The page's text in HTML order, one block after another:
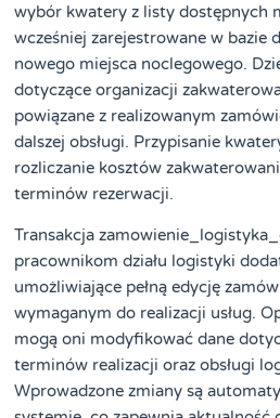
wybór kwatery z listy dostępnych
wcześniej zarejestrowane w bazie
nowego miejsca noclegowego.
dotyczące organizacji
powiązane z realizowanym
dalszej obsługi. Przypisanie
rozliczanie kosztów
terminów rezerwacji.
Transakcja
pracownikom działu logistyki
umożliwiające pełną edycję
wymaganym do realizacji usług.
mogą oni modyfikować dane
terminów realizacji oraz obsługi
Wprowadzone zmiany są